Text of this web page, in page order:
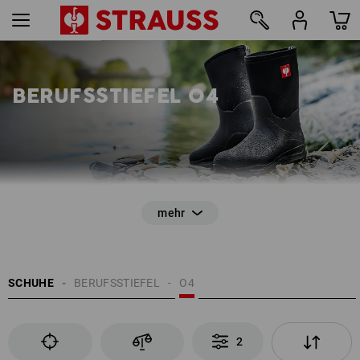
BERUFSSTIEFEL O4
Kunststoff- oder Gummistiefel
profilierte Laufsohle
SCHUHE O4
BERUFSSTIEFEL
2
2